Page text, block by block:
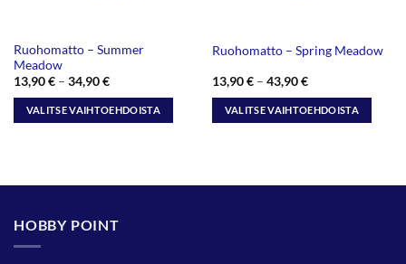
Ruohomatto – Summer
Meadow
13,90€ – 34,90€Hintaluokka:
-
34,90 €
VALITSE VAIHTOEHDOISTA
useampi
Voit
tehdä
Ruohomatto – Spring Meadow
13,90€ – 43,90€Hintaluokka:
-
43,90 €
VALITSE VAIHTOEHDOISTA
useampi
HOBBY POINT